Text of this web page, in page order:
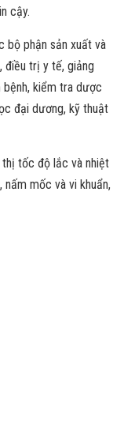
cậy.
bộ phận sản xuất và
điều trị y tế, giảng
kiểm tra dược
đại dương, kỹ thuật
thị tốc độ lắc và nhiệt
mốc và vi khuẩn,